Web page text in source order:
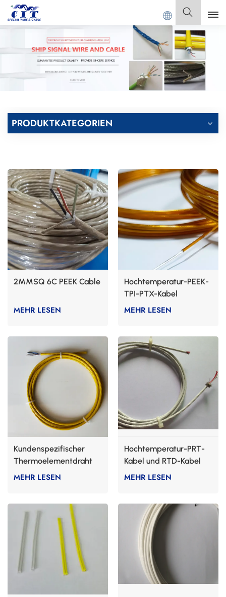
CIT SPECIAL CABLE Co., Ltd. Deutsch
English
Français
Italiano
Español
PRODUKTKATEGORIEN
2MMSQ 6C PEEK Cable
MEHR LESEN
Hochtemperatur-PEEK-
TPI-PTX-Kabel
MEHR LESEN
Kundenspezifischer
Thermoelementdraht
MEHR LESEN
Hochtemperatur-PRT-
Kabel und RTD-Kabel
MEHR LESEN